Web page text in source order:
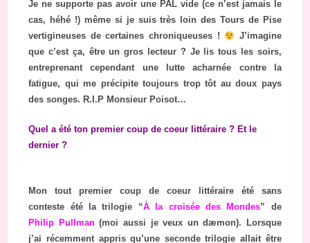
Je ne supporte pas avoir une PAL vide (ce n’est jamais le
cas, héhé !) même si je suis très loin des Tours de Pise
vertigineuses de certaines chroniqueuses !
J’imagine
que c’est ça, être un gros lecteur ? Je lis tous les soirs,
entreprenant cependant une lutte acharnée contre la
fatigue, qui me précipite toujours trop tôt au doux pays
des songes. R.I.P Monsieur Poisot…
Quel a été ton premier coup de coeur littéraire ? Et le
dernier ?
Mon tout premier coup de coeur littéraire été sans
conteste été la trilogie “À la croisée des Mondes” de
Philip Pullman(moi aussi je veux un dæmon). Lorsque
j’ai récemment appris qu’une seconde trilogie allait être